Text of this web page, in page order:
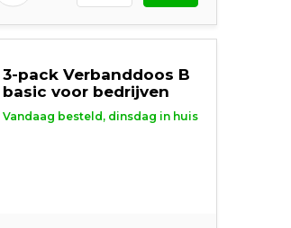
3-pack Verbanddoos B
basic voor bedrijven
Vandaag besteld, dinsdag in huis